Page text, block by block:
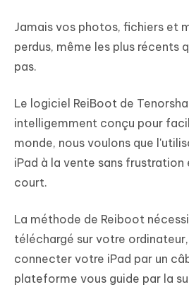
Jamais vos photos, fichiers et
perdus, même les plus récents
pas.
Le logiciel ReiBoot de
intelligemment conçu pour
monde, nous voulons que
iPad à la vente sans frustration
court.
La méthode de Reiboot
téléchargé sur votre
connecter votre iPad par un
plateforme vous guide par la